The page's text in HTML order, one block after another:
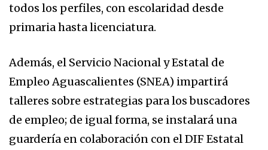
todos los perfiles, con escolaridad desde
primaria hasta licenciatura.
Además, el Servicio Nacional y Estatal de
Empleo Aguascalientes (SNEA) impartirá
talleres sobre estrategias para los buscadores
de empleo; de igual forma, se instalará una
guardería en colaboración con el DIF Estatal